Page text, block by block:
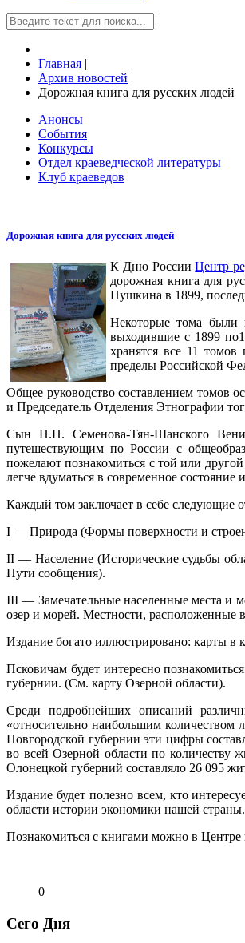
Главная |
Архив новостей |
Дорожная книга для русских людей
Анонсы
События
Конкурсы
Отдел краеведческой литературы
Клуб краеведов
Дорожная книга для русских людей
К Дню РоссииЦентр
дорожная книга для
Пушкина в 1899,
Некоторые тома были
выходившие с 1899
хранятся все 11 томов
пределы Российской
Общее руководство составлением томов
и Председатель Отделения Этнографии
Сын П.П. Семенова-Тян-Шанского
путешествующим по России с
пожелают познакомиться с той или
легче вдуматься в современное состояние
Каждый том заключает в себе следующие
I — Природа (Формы поверхности и
II — Население (Исторические судьбы
Пути сообщения).
III — Замечательные населенные места и
озер и морей. Местности, расположенные
Издание богато иллюстрировано: карты в
Псковичам будет интересно
губернии. (См. карту Озерной области).
Среди подробнейших описаний
«относительно наибольшим
Новгородской губернии эти цифры
во всей Озерной области по количеству
Олонецкой губерний составляло 26 095
Издание будет полезно всем, кто
области истории экономики нашей страны.
Познакомиться с книгами можно в
0
Сего Дня